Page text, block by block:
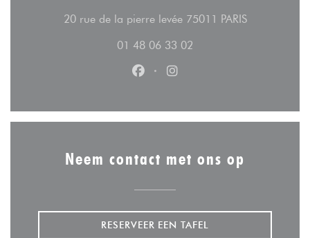
20 rue de la pierre levée 75011 PARIS((opent in
01 48 06 33 02
Facebook ((opent in een nieuw
Instagram ((opent in een
Neem contact met ons op
RESERVEER EEN TAFEL